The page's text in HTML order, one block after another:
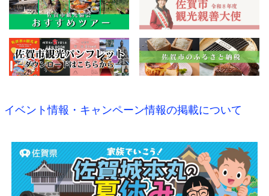
イベント情報・キャンペーン情報の掲載について